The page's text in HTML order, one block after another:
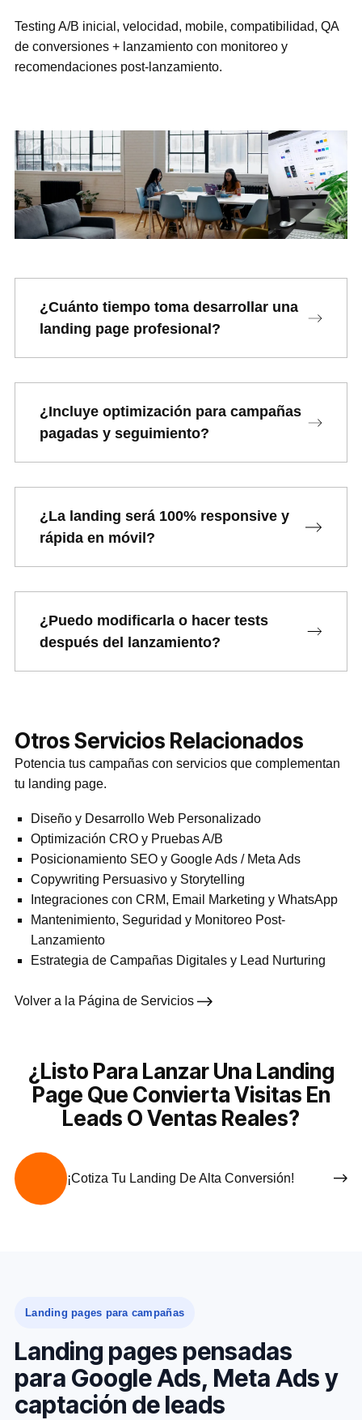
Testing A/B inicial, velocidad, mobile, compatibilidad, QA
de conversiones + lanzamiento con monitoreo y
recomendaciones post-lanzamiento.
¿Cuánto tiempo toma desarrollar una
landing page profesional?
¿Incluye optimización para campañas
pagadas y seguimiento?
¿La landing será 100% responsive y
rápida en móvil?
¿Puedo modificarla o hacer tests
después del lanzamiento?
Otros Servicios Relacionados
Potencia tus campañas con servicios que complementan
tu landing page.
Diseño y Desarrollo Web Personalizado
Optimización CRO y Pruebas A/B
Posicionamiento SEO y Google Ads / Meta Ads
Copywriting Persuasivo y Storytelling
Integraciones con CRM, Email Marketing y WhatsApp
Mantenimiento, Seguridad y Monitoreo Post-
Lanzamiento
Estrategia de Campañas Digitales y Lead Nurturing
Volver a la Página de Servicios
¿Listo Para Lanzar Una Landing
Page Que Convierta Visitas En
Leads O Ventas Reales?
¡Cotiza Tu Landing De Alta Conversión!
Landing pages para campañas
Landing pages pensadas
para Google Ads, Meta Ads y
captación de leads